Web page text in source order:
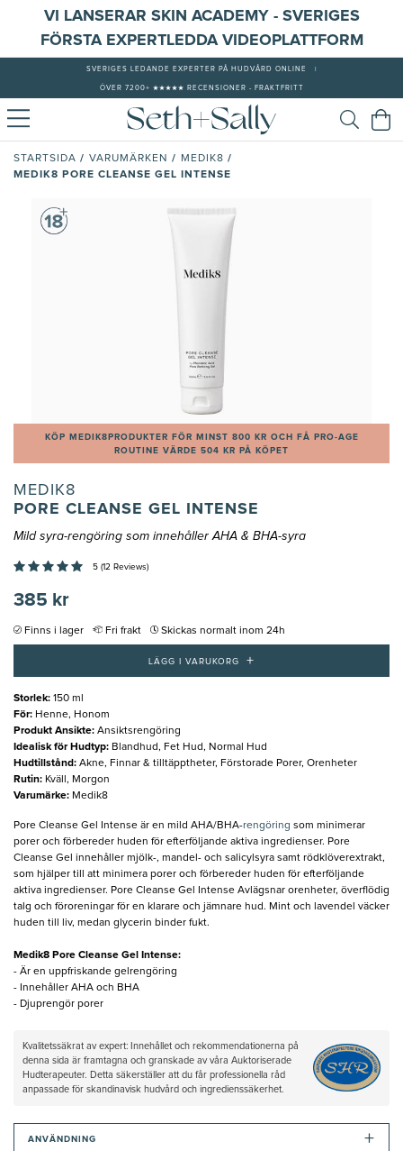
VI LANSERAR SKIN ACADEMY - SVERIGES
FÖRSTA EXPERTLEDDA VIDEOPLATTFORM
SVERIGES LEDANDE EXPERTER PÅ HUDVÅRD ONLINE
ÖVER 7200+ ★★★★★ RECENSIONER - FRAKTFRITT
STARTSIDA / VARUMÄRKEN / MEDIK8 /
MEDIK8 PORE CLEANSE GEL INTENSE
KÖP MEDIK8PRODUKTER FÖR MINST 800 KR OCH FÅ PRO-AGE
ROUTINE VÄRDE 504 KR PÅ KÖPET
MEDIK8
PORE CLEANSE GEL INTENSE
Mild syra-rengöring som innehåller AHA & BHA-syra
5 (12 Reviews)
385 kr
Finns i lager Fri frakt Skickas normalt inom 24h
LÄGG I VARUKORG +
Storlek: 150 ml
För: Henne, Honom
Produkt Ansikte: Ansiktsrengöring
Idealisk för Hudtyp: Blandhud, Fet Hud, Normal Hud
Hudtillstånd: Akne, Finnar & tilltäpptheter, Förstorade Porer, Orenheter
Rutin: Kväll, Morgon
Varumärke: Medik8
Pore Cleanse Gel Intense är en mild AHA/BHA-rengöring som minimerar
porer och förbereder huden för efterföljande aktiva ingredienser. Pore
Cleanse Gel innehåller mjölk-, mandel- och salicylsyra samt rödklöverextrakt,
som hjälper till att minimera porer och förbereder huden för efterföljande
aktiva ingredienser. Pore Cleanse Gel Intense Avlägsnar orenheter, överflödig
talg och föroreningar för en klarare och jämnare hud. Mint och lavendel väcker
huden till liv, medan glycerin binder fukt.
Medik8 Pore Cleanse Gel Intense:
- Är en uppfriskande gelrengöring
- Innehåller AHA och BHA
- Djuprengör porer
Kvalitetssäkrat av expert: Innehållet och rekommendationerna på
denna sida är framtagna och granskade av våra Auktoriserade
Hudterapeuter. Detta säkerställer att du får professionella råd
anpassade för skandinavisk hudvård och ingredienssäkerhet.
ANVÄNDNING +